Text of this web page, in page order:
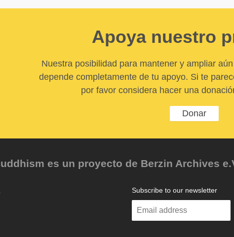
Apoya nuestro
Nuestra posibilidad para mantener y ampliar
depende completamente de tu apoyo. Si te
por favor considera hacer una
Donar
es un proyecto de Berzin Archives
Subscribe to our newsletter
Enter